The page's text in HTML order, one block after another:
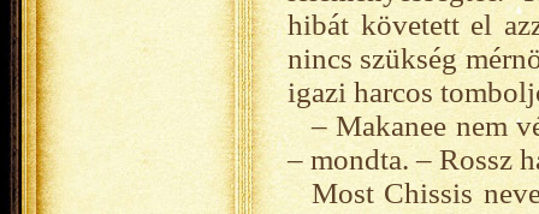
hibát követett el
nincs szükség
igazi harcos
– Makanee nem
– mondta. – Rossz
Most Chissis